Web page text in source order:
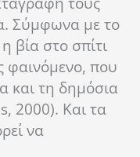
Σύμφωνα με το
βία στο σπίτι
φαινόμενο, που
και τη δημόσια
2000). Και τα
να